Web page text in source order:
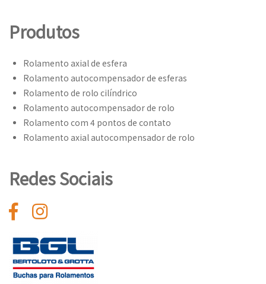
Produtos
Rolamento axial de esfera
Rolamento autocompensador de esferas
Rolamento de rolo cilíndrico
Rolamento autocompensador de rolo
Rolamento com 4 pontos de contato
Rolamento axial autocompensador de rolo
Redes Sociais